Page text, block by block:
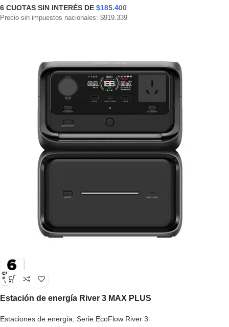
6 CUOTAS SIN INTERÉS DE $185.400
Precio sin impuestos nacionales: $919.339
Estación de energía River 3 MAX PLUS
Estaciones de energía, Serie EcoFlow River 3